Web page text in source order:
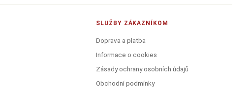
SLUŽBY ZÁKAZNÍKOM
Doprava a platba
Informace o cookies
Zásady ochrany osobních údajů
Obchodní podmínky